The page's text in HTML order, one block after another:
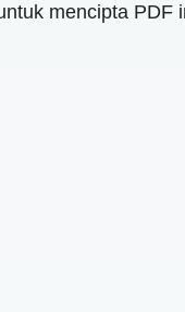
mencipta PDF